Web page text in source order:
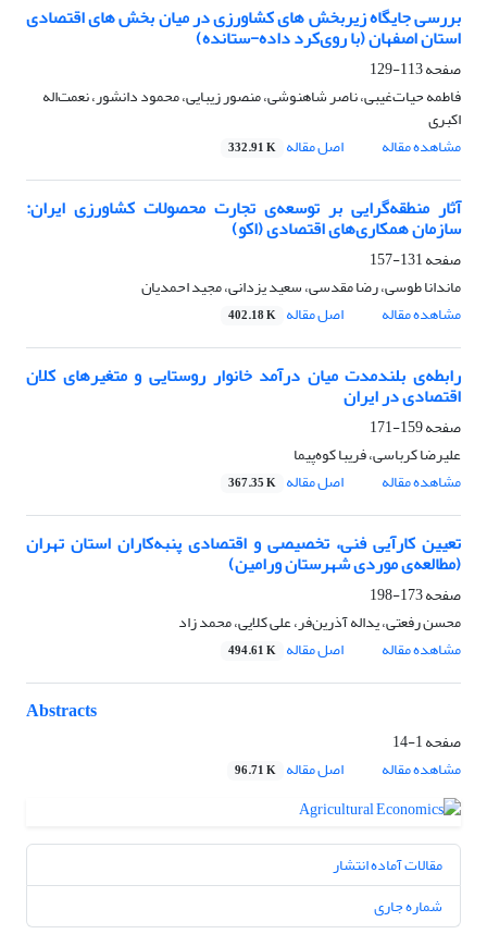
بررسی جایگاه زیربخش های کشاورزی در میان بخش های اقتصادی
استان اصفهان (با روی‌کرد داده-ستانده)
صفحه113-129
فاطمه حیات‌غیبی، ناصر شاهنوشی، منصور زیبایی، محمود دانشور، نعمت‌اله
اکبری
مشاهده مقاله
اصل مقاله 332.91 K
آثار منطقه‌گرایی بر توسعه‌ی تجارت محصولات کشاورزی ایران:
سازمان همکاری‌های اقتصادی (اکو)
صفحه131-157
ماندانا طوسی، رضا مقدسی، سعید یزدانی، مجید احمدیان
مشاهده مقاله
اصل مقاله 402.18 K
رابطه‌ی بلندمدت میان درآمد خانوار روستایی و متغیرهای کلان
اقتصادی در ایران
صفحه159-171
علیرضا کرباسی، فریبا کوه‌پیما
مشاهده مقاله
اصل مقاله 367.35 K
تعیین کارآیی فنی، تخصیصی و اقتصادی پنبه‌کاران استان تهران
(مطالعه‌ی موردی شهرستان ورامین)
صفحه173-198
محسن رفعتی، یداله آذرین‌فر، علی کلایی، محمد زاد
مشاهده مقاله
اصل مقاله 494.61 K
Abstracts
صفحه1-14
مشاهده مقاله
اصل مقاله 96.71 K
مقالات آماده انتشار
شماره جاری